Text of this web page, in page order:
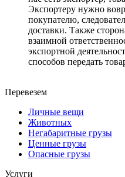
Экспортеру нужно
покупателю,
доставки. Также
взаимной
экспортной
способов передать
Перевезем
Личные вещи
Животных
Негабаритные грузы
Ценные грузы
Опасные грузы
Услуги